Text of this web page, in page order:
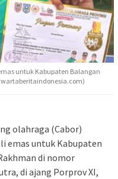
untuk Kabupaten Balangan
olahraga (Cabor)
emas untuk Kabupaten
di nomor
di ajang Porprov XI,